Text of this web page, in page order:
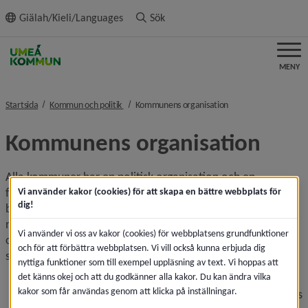
innehållet
Giälah/Kieli/Languages Sök
MENY
Startsida Kommun och politik nivå i brödsmulenavigeringen
Kommunens organisationnivå i
Kommunens organisation
Alla kommuner har en politisk organisation och en
förvaltningsorganisation. Den politiska organisationen
består av kommunfullmäktige, kommunstyrelsen och
nämnder som ansvarar för olika frågor. Kommunstyrelsen
och nämnderna har egna förvaltningar. Förvaltningarna
sköter det dagliga arbetet i kommunen.
Politiska organ (gröna rutor): Kommunfullmäktige är
kommunens högsta beslutande organ. Under det finns
Vi använder kakor (cookies) för att skapa en bättre webbplats för
dig!
Vi använder vi oss av kakor (cookies) för webbplatsens grundfunktioner
och för att förbättra webbplatsen. Vi vill också kunna erbjuda dig
nyttiga funktioner som till exempel uppläsning av text. Vi hoppas att
det känns okej och att du godkänner alla kakor. Du kan ändra vilka
kakor som får användas genom att klicka på inställningar.